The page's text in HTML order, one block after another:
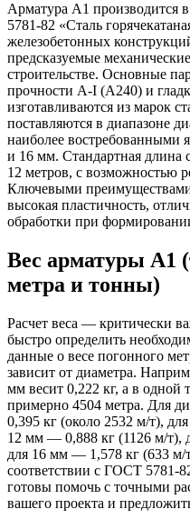
Арматура А1 производится
5781-82 «Сталь
железобетонных
предсказуемые
строительстве. Основные
прочности А-I (А240) и
изготавливаются из марок
поставляются в диапазоне
наиболее востребованными
и 16 мм. Стандартная длина
12 метров, с возможностью
Ключевыми
высокая пластичность,
обработки при
Вес арматуры А1
метра и тонны)
Расчет веса — критически
быстро определить
данные о весе погонного
зависит от диаметра.
мм весит 0,222 кг, а в одной
примерно 4504 метра. Для
0,395 кг (около 2532 м/т),
12 мм — 0,888 кг (1126 м/т),
для 16 мм — 1,578 кг (633
соответствии с ГОСТ 5781-
готовы помочь с точными
вашего проекта и